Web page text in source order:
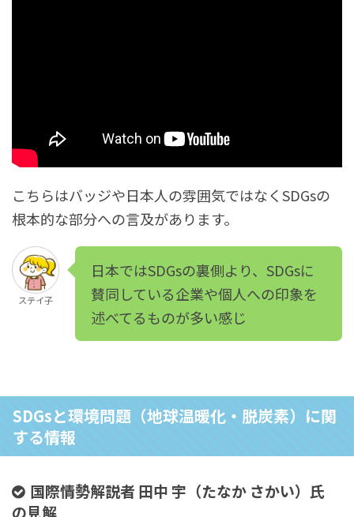
こちらはバッジや日本人の雰囲気ではなくSDGsの
根本的な部分への言及があります。
ステイ子
日本ではSDGsの裏側より、SDGsに
賛同している企業や個人への印象を
述べてるものが多い感じ
SDGsと環境問題（地球温暖化・脱炭素）に関
する情報
国際情勢解説者 田中 宇（たなか さかい）氏
の見解